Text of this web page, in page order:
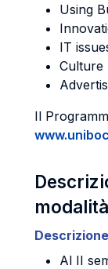
Using
IT
Culture
Il
Al II